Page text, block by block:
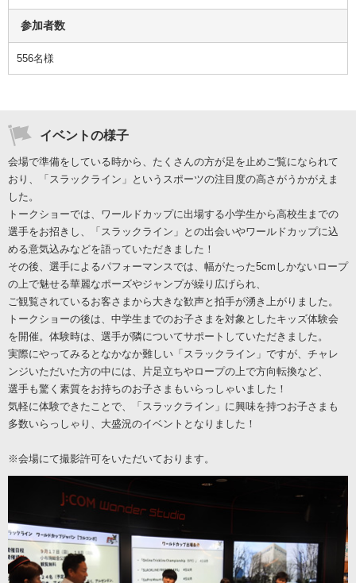
参加者数
556名様
イベントの様子
会場で準備をしている時から、たくさんの方が足を止めご覧になられて
おり、「スラックライン」というスポーツの注目度の高さがうかがえま
した。
トークショーでは、ワールドカップに出場する小学生から高校生までの
選手をお招きし、「スラックライン」との出会いやワールドカップに込
める意気込みなどを語っていただきました！
その後、選手によるパフォーマンスでは、幅がたった5cmしかないロープ
の上で魅せる華麗なポーズやジャンプが繰り広げられ、
ご観覧されているお客さまから大きな歓声と拍手が湧き上がりました。
トークショーの後は、中学生までのお子さまを対象としたキッズ体験会
を開催。体験時は、選手が隣についてサポートしていただきました。
実際にやってみるとなかなか難しい「スラックライン」ですが、チャレ
ンジいただいた方の中には、片足立ちやロープの上で方向転換など、
選手も驚く素質をお持ちのお子さまもいらっしゃいました！
気軽に体験できたことで、「スラックライン」に興味を持つお子さまも
多数いらっしゃり、大盛況のイベントとなりました！
※会場にて撮影許可をいただいております。